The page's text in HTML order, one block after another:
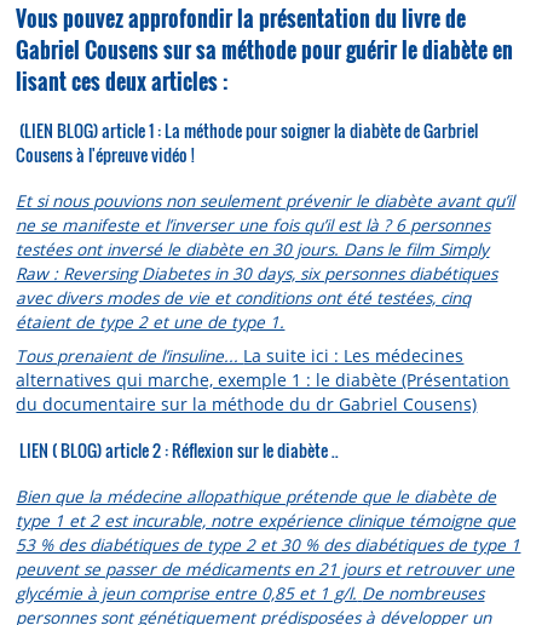
Vous pouvez approfondir la présentation du livre de
Gabriel Cousens sur sa méthode pour guérir le diabète en
lisant ces deux articles :
(LIEN BLOG) article 1 : La méthode pour soigner la diabète de Garbriel
Cousens à l'épreuve vidéo !
Et si nous pouvions non seulement prévenir le diabète avant qu’il
ne se manifeste et l’inverser une fois qu’il est là ? 6 personnes
testées ont inversé le diabète en 30 jours. Dans le film Simply
Raw : Reversing Diabetes in 30 days, six personnes diabétiques
avec divers modes de vie et conditions ont été testées, cinq
étaient de type 2 et une de type 1.
Tous prenaient de l’insuline... La suite ici : Les médecines
alternatives qui marche, exemple 1 : le diabète (Présentation
du documentaire sur la méthode du dr Gabriel Cousens)
LIEN ( BLOG) article 2 : Réflexion sur le diabète ..
Bien que la médecine allopathique prétende que le diabète de
type 1 et 2 est incurable, notre expérience clinique témoigne que
53 % des diabétiques de type 2 et 30 % des diabétiques de type 1
peuvent se passer de médicaments en 21 jours et retrouver une
glycémie à jeun comprise entre 0,85 et 1 g/l. De nombreuses
personnes sont génétiquement prédisposées à développer un